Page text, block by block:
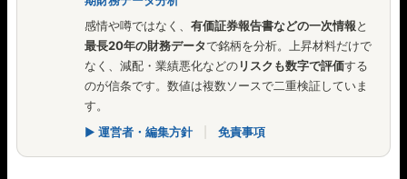
感情や噂ではなく、 有価証券報告書などの一次情報と
最長20年の財務データで銘柄を分析。上昇材料だけで
なく、減配・業績悪化などのリスクも数字で評価する
のが信条です。数値は複数ソースで二重検証していま
す。
▶ 運営者・編集方針 免責事項